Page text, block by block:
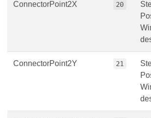
ConnectorPoint2X 20
ConnectorPoint2Y 21